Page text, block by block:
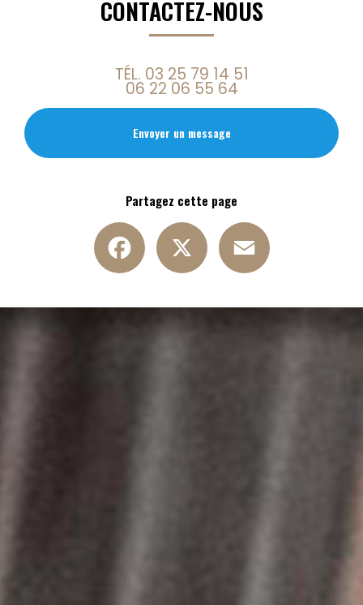
CONTACTEZ-NOUS
TÉL. 03 25 79 14 51
06 22 06 55 64
Envoyer un message
Partagez cette page
Facebook